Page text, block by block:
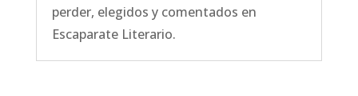
perder, elegidos y comentados en
Escaparate Literario.